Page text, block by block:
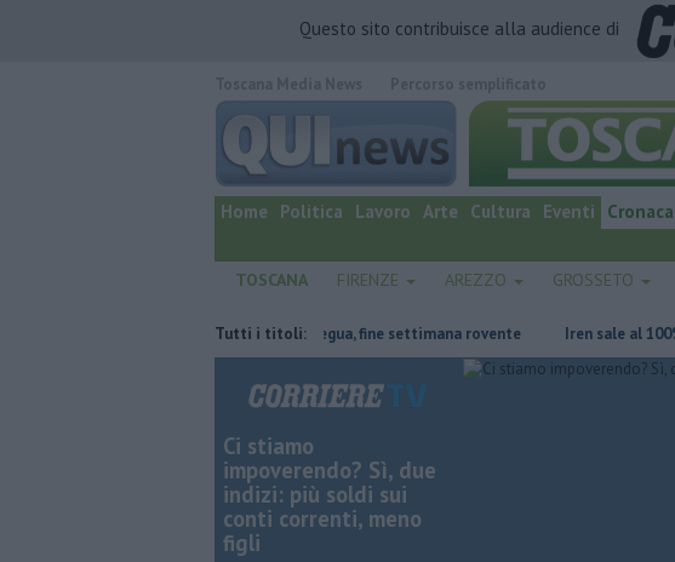
Questo sito contribuisce alla audience di
quotidiano online.
Home Politica Lavoro Arte Cultura Eventi Cronaca
TOSCANA FIRENZE AREZZO GROSSETO
Tutti i titoli:
Il grande caldo non dà tregua, fine settimana rovente Iren sale al 100% di
Ci stiamo
impoverendo? Sì, due
indizi: più soldi sui
conti correnti, meno
figli